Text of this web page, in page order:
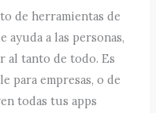
de herramientas de
a las personas,
al tanto de todo. Es
para empresas, o de
todas tus apps